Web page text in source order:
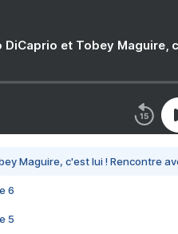
DiCaprio et Tobey Maguire,
Maguire, c'est lui ! Rencontre
6
5